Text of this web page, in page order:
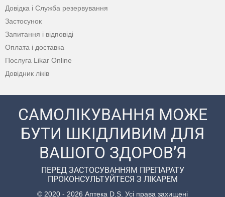
Довідка і Служба резервування
Застосунок
Запитання і відповіді
Оплата і доставка
Послуга Likar Online
Довідник ліків
САМОЛІКУВАННЯ МОЖЕ
БУТИ ШКІДЛИВИМ ДЛЯ
ВАШОГО ЗДОРОВ’Я
ПЕРЕД ЗАСТОСУВАННЯМ ПРЕПАРАТУ
ПРОКОНСУЛЬТУЙТЕСЯ З ЛІКАРЕМ
© 2020 - 2026 Аптека D.S. Усі права захищені